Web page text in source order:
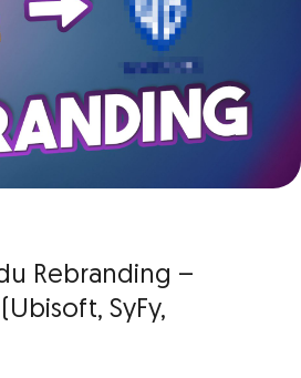
Rebranding –
SyFy,